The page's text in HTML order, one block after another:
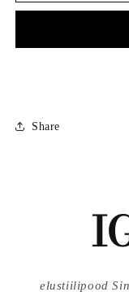
100g
Share
elustiilipood